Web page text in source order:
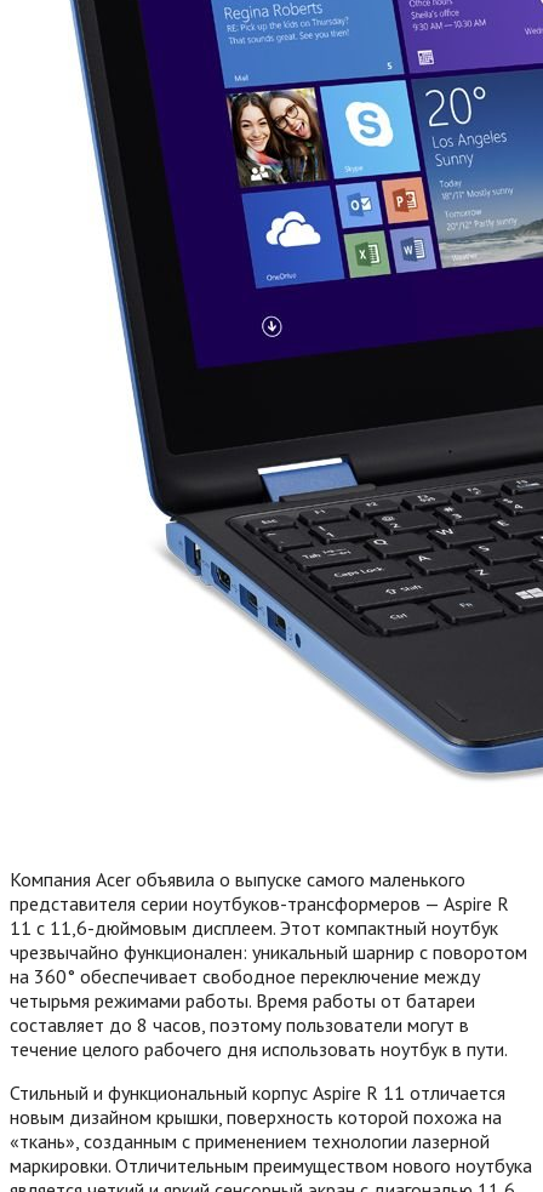
Компания Acer объявила о выпуске самого маленького
представителя серии ноутбуков-трансформеров — Aspire R
11 с 11,6-дюймовым дисплеем. Этот компактный ноутбук
чрезвычайно функционален: уникальный шарнир с поворотом
на 360° обеспечивает свободное переключение между
четырьмя режимами работы. Время работы от батареи
составляет до 8 часов, поэтому пользователи могут в
течение целого рабочего дня использовать ноутбук в пути.
Стильный и функциональный корпус Aspire R 11 отличается
новым дизайном крышки, поверхность которой похожа на
«ткань», созданным с применением технологии лазерной
маркировки. Отличительным преимуществом нового ноутбука